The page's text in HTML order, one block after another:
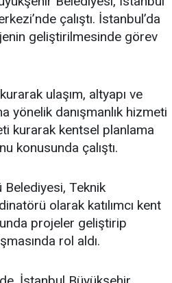
çalıştı. İstanbul’da
geliştirilmesinde görev
ulaşım, altyapı ve
yönelik danışmanlık hizmeti
kurarak kentsel planlama
konusunda çalıştı.
Belediyesi, Teknik
olarak katılımcı kent
projeler geliştirip
rol aldı.